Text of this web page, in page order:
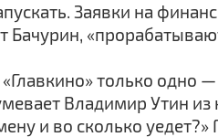
Заявки на
Бачурин,
только одно
Владимир Утин
и во сколько